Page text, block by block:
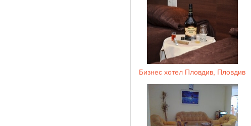
Бизнес хотел Пловдив, Пловдив